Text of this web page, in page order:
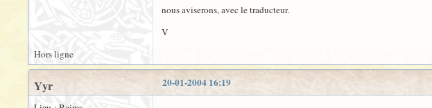
nous aviserons, avec le traducteur.
V
Hors ligne
20-01-2004 16:19
Yyr